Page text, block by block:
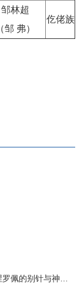
邹林超
（邹 弗）
仡佬族
针与神秘入侵者